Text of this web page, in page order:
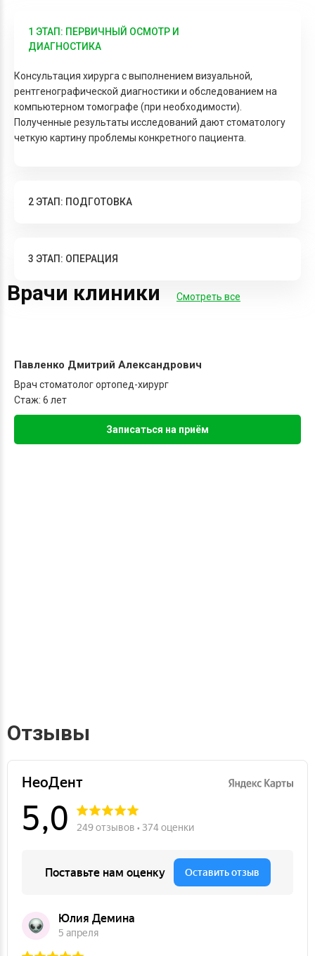
1 ЭТАП: ПЕРВИЧНЫЙ ОСМОТР И
ДИАГНОСТИКА
Консультация хирурга с выполнением визуальной,
рентгенографической диагностики и обследованием на
компьютерном томографе (при необходимости).
Полученные результаты исследований дают стоматологу
четкую картину проблемы конкретного пациента.
2 ЭТАП: ПОДГОТОВКА
3 ЭТАП: ОПЕРАЦИЯ
Врачи клиники Смотреть все
Павленко Дмитрий Александрович
Врач стоматолог ортопед-хирург
Стаж: 6 лет
Записаться на приём
Отзывы